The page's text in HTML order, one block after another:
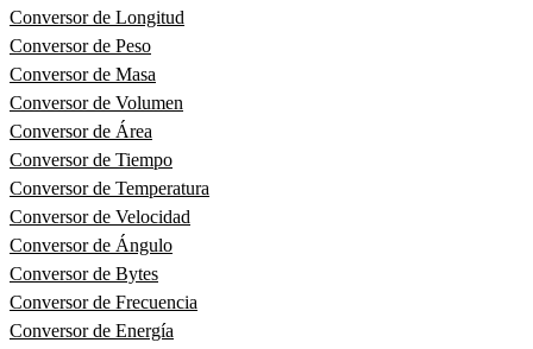
Conversor de Longitud
Conversor de Peso
Conversor de Masa
Conversor de Volumen
Conversor de Área
Conversor de Tiempo
Conversor de Temperatura
Conversor de Velocidad
Conversor de Ángulo
Conversor de Bytes
Conversor de Frecuencia
Conversor de Energía